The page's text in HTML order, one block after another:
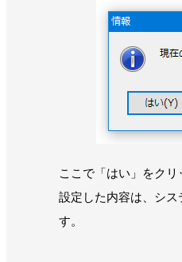
ここで「はい」をクリ
設定した内容は、シス
す。